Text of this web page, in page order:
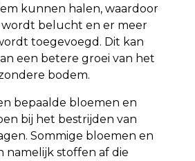
kunnen halen, waardoor
belucht en er meer
toegevoegd. Dit kan
een betere groei van het
bodem.
bepaalde bloemen en
bij het bestrijden van
Sommige bloemen en
namelijk stoffen af die